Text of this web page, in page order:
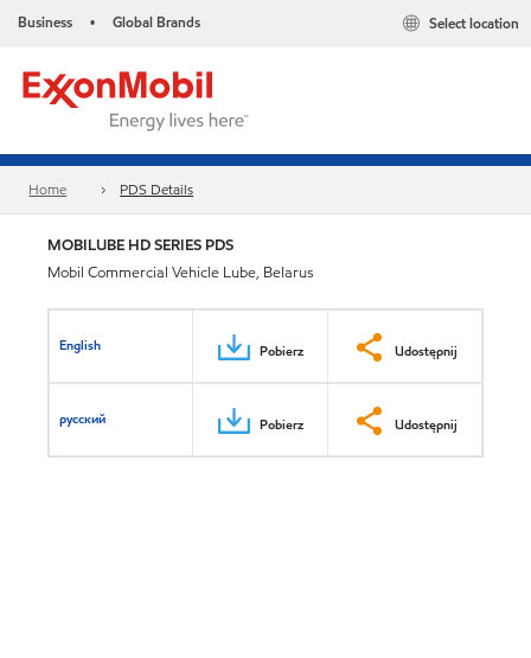
Business • Global Brands Select location
Home PDS Details
MOBILUBE HD SERIES PDS
Mobil Commercial Vehicle Lube, Belarus
English Pobierz Udostępnij
русский Pobierz Udostępnij